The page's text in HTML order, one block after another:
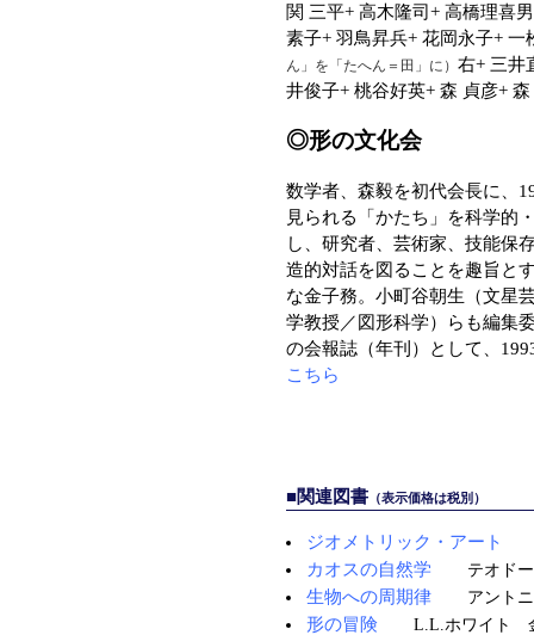
関 三平+ 高木隆司+ 高橋理喜
素子+ 羽鳥昇兵+ 花岡永子+
ん」を「たへん＝田」に） 右+ 三井
井俊子+ 桃谷好英+ 森 貞彦+
◎形の文化会
数学者、森毅を初代会長に、
見られる「かたち」を科学的
し、研究者、芸術家、技能保
造的対話を図ることを趣旨と
な金子務。小町谷朝生（文星
学教授／図形科学）らも編集
の会報誌（年刊）として、
こちら
■関連図書 （表示価格は税別）
ジオメトリック・アート
カオスの自然学
テオド
生物への周期律 アント
形の冒険 L.L.ホワイト